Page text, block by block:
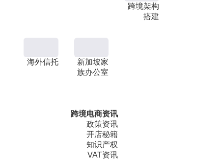
跨境架构
搭建
海外信托
新加坡家
族办公室
跨境电商资讯
政策资讯
开店秘籍
知识产权
VAT资讯